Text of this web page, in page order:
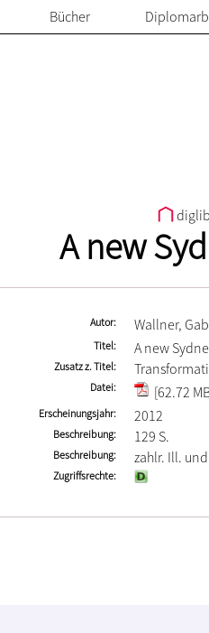
Bücher
A new
Autor Wallner,
Titel A new
Zusatz z. Titel
Datei [62.72
Erscheinungsjahr 2012
Beschreibung 129 S.
Beschreibung zahlr. Ill.
Zugriffsrechte